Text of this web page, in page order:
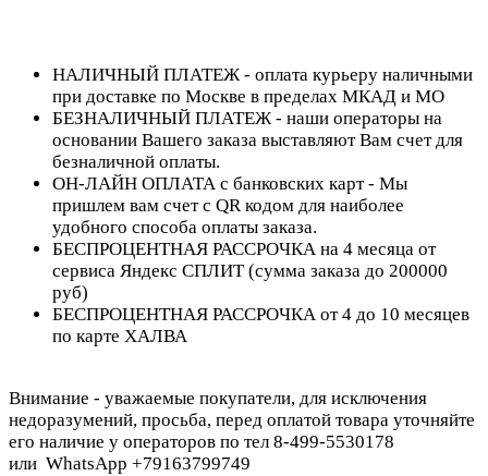
НАЛИЧНЫЙ ПЛАТЕЖ - оплата курьеру наличными
при доставке по Москве в пределах МКАД и МО
БЕЗНАЛИЧНЫЙ ПЛАТЕЖ - наши операторы на
основании Вашего заказа выставляют Вам счет для
безналичной оплаты.
ОН-ЛАЙН ОПЛАТА с банковских карт - Мы
пришлем вам счет с QR кодом для наиболее
удобного способа оплаты заказа.
БЕСПРОЦЕНТНАЯ РАССРОЧКА на 4 месяца от
сервиса Яндекс СПЛИТ (сумма заказа до 200000
руб)
БЕСПРОЦЕНТНАЯ РАССРОЧКА от 4 до 10 месяцев
по карте ХАЛВА
Внимание - уважаемые покупатели, для исключения
недоразумений, просьба, перед оплатой товара уточняйте
его наличие у операторов по тел 8-499-5530178
или WhatsApp +79163799749